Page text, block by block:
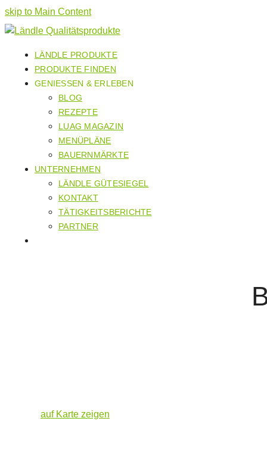
skip to Main Content
LÄNDLE PRODUKTE
PRODUKTE FINDEN
GENIESSEN & ERLEBEN
BLOG
REZEPTE
LUAG MAGAZIN
MENÜPLÄNE
BAUERNMÄRKTE
UNTERNEHMEN
LÄNDLE GÜTESIEGEL
KONTAKT
TÄTIGKEITSBERICHTE
PARTNER
auf Karte zeigen